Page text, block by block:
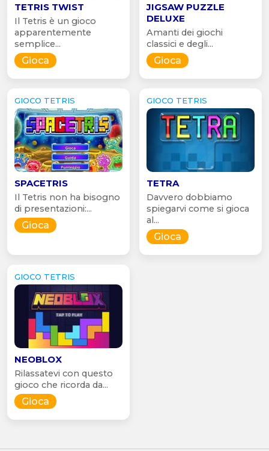
TETRIS TWIST
Il Tetris è un gioco
apparentemente
semplice...
Gioca
JIGSAW PUZZLE
DELUXE
Amanti dei giochi
classici e degli...
Gioca
GIOCO TETRIS
SPACETRIS
Il Tetris non ha bisogno
di presentazioni:...
Gioca
GIOCO TETRIS
TETRA
Davvero dobbiamo
spiegarvi come si gioca
al...
Gioca
GIOCO TETRIS
NEOBLOX
Rilassatevi con questo
gioco che ricorda da...
Gioca